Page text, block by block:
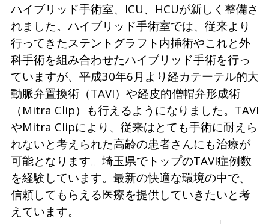
ハイブリッド手術室、ICU、HCUが新しく整備さ
れました。ハイブリッド手術室では、従来より
行ってきたステントグラフト内挿術やこれと外
科手術を組み合わせたハイブリッド手術を行っ
ていますが、平成30年6月より経カテーテル的大
動脈弁置換術（TAVI）や経皮的僧帽弁形成術
（Mitra Clip）も行えるようになりました。TAVI
やMitra Clipにより、従来はとても手術に耐えら
れないと考えられた高齢の患者さんにも治療が
可能となります。埼玉県でトップのTAVI症例数
を経験しています。最新の快適な環境の中で、
信頼してもらえる医療を提供していきたいと考
えています。